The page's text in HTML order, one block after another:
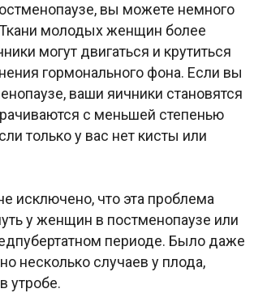
вы можете немного
Ткани молодых женщин более
могут двигаться и крутиться
гормонального фона. Если вы
ваши яичники становятся
с меньшей степенью
только у вас нет кисты или
исключено, что эта проблема
у женщин в постменопаузе или
периоде. Было даже
несколько случаев у плода,
утробе.